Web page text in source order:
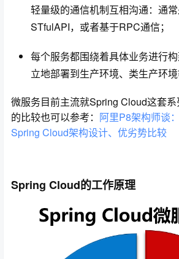
轻量级的通信机制互相沟通：通
STfulAPI，或者基于RPC通信；
每个服务都围绕着具体业务进行
立地部署到生产环境、类生产环境
微服务目前主流就Spring Cloud这套
的比较也可以参考： 阿里P8架构师谈
Spring Cloud架构设计、优劣势比较
Spring Cloud的工作原理